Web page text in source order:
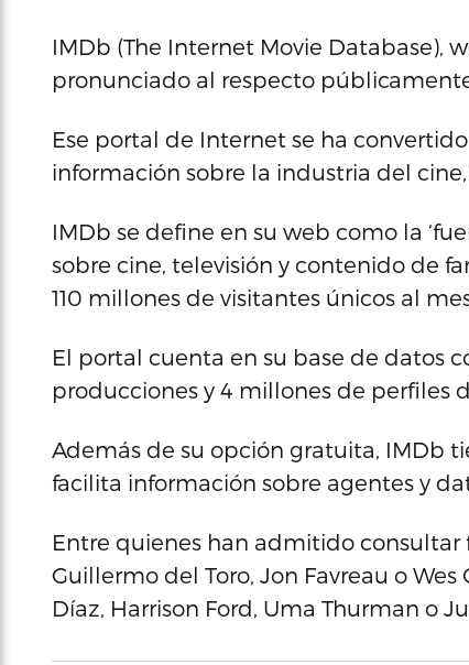
IMDb (The Internet Movie Database),
pronunciado al respecto
Ese portal de Internet se ha
información sobre la industria del
IMDb se define en su web como la
sobre cine, televisión y contenido de
110 millones de visitantes únicos al
El portal cuenta en su base de datos
producciones y 4 millones de perfiles
Además de su opción gratuita, IMDb
facilita información sobre agentes y
Entre quienes han admitido
Guillermo del Toro, Jon Favreau o
Díaz, Harrison Ford, Uma Thurman o